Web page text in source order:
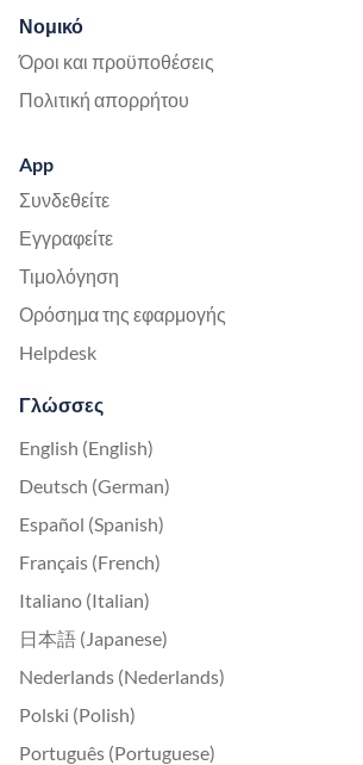
Νομικό
Όροι και προϋποθέσεις
Πολιτική απορρήτου
App
Συνδεθείτε
Εγγραφείτε
Τιμολόγηση
Ορόσημα της εφαρμογής
Helpdesk
Γλώσσες
English (English)
Deutsch (German)
Español (Spanish)
Français (French)
Italiano (Italian)
日本語 (Japanese)
Nederlands (Nederlands)
Polski (Polish)
Português (Portuguese)